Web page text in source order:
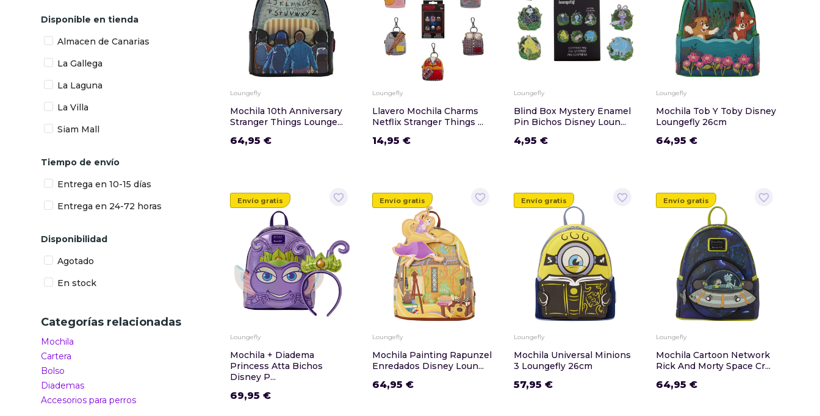
Disponible en tienda
Almacen de Canarias
La Gallega
La Laguna
La Villa
Siam Mall
Tiempo de envío
Entrega en 10-15 días
Entrega en 24-72 horas
Disponibilidad
Agotado
En stock
Categorías relacionadas
Mochila
Cartera
Bolso
Diademas
Accesorios para perros
Loungefly
Mochila 10th Anniversary
Stranger Things Lounge...
64,95 €
Loungefly
Llavero Mochila Charms
Netflix Stranger Things ...
14,95 €
Loungefly
Blind Box Mystery Enamel
Pin Bichos Disney Loun...
4,95 €
Loungefly
Mochila Tob Y Toby Disney
Loungefly 26cm
64,95 €
favorite_border
Envío gratis
Loungefly
Mochila + Diadema
Princess Atta Bichos
Disney P...
69,95 €
favorite_border
Envío gratis
Loungefly
Mochila Painting Rapunzel
Enredados Disney Loun...
64,95 €
favorite_border
Envío gratis
Loungefly
Mochila Universal Minions
3 Loungefly 26cm
57,95 €
favorite_border
Envío gratis
Loungefly
Mochila Cartoon Network
Rick And Morty Space Cr...
64,95 €